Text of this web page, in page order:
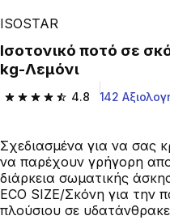
ISOSTAR
Ισοτονικό ποτό σε σκόνη Hydrate&Perform 1,5
kg-Λεμόνι
4.8
4.8 out of 5 stars from 142
142
Σχεδιασμένα για να σας
να παρέχουν γρήγορη
διάρκεια σωματικής
ECO SIZE/Σκόνη για την
πλούσιου σε